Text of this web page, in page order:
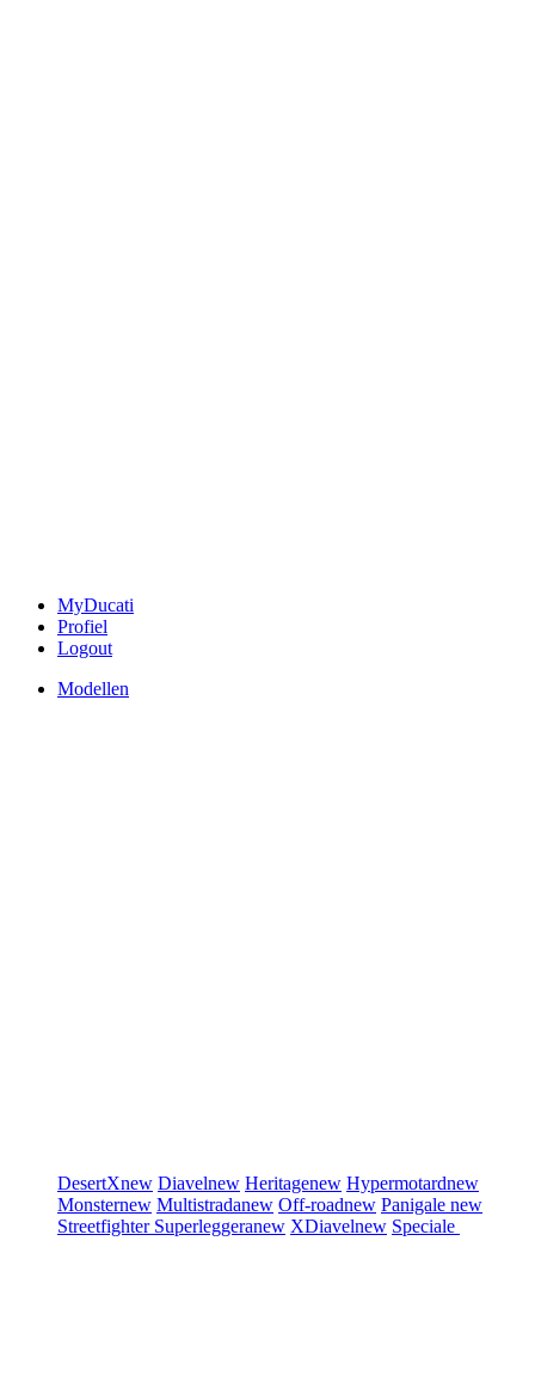
MyDucati
Profiel
Logout
Modellen
DesertXnew Diavelnew Heritagenew Hypermotardnew
Monsternew Multistradanew Off-roadnew Panigale new
Streetfighter Superleggeranew XDiavelnew Speciale